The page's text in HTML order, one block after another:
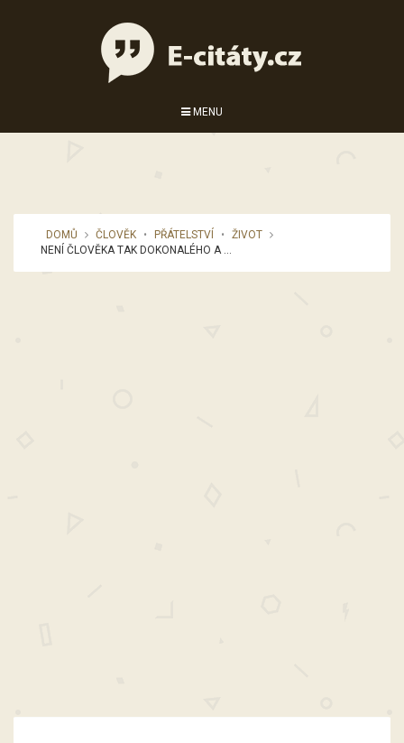
MENU
DOMŮ ČLOVĚK • PŘÁTELSTVÍ •
ŽIVOT
NENÍ ČLOVĚKA TAK DOKONALÉHO A ...